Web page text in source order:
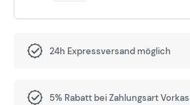
24h Expressversand möglich
5% Rabatt bei Zahlungsart